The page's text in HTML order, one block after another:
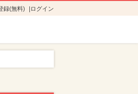
録(無料) ログイン